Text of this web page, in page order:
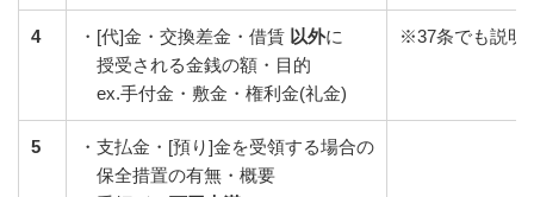
4 ・[代]金・交換差金・借賃 以外に
授受される金銭の額・目的
ex.手付金・敷金・権利金(礼金)
※37条でも説明
5
・支払金・[預り]金を受領する場合の
保全措置の有無・概要